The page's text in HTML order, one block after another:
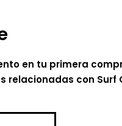
en tu primera
relacionadas con Surf